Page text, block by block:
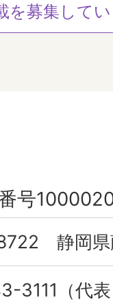
を募集して
号
静岡県
3111（代